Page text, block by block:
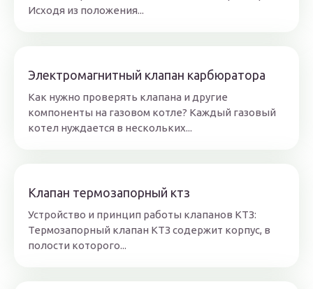
Исходя из положения...
Электромагнитный клапан карбюратора
Как нужно проверять клапана и другие
компоненты на газовом котле? Каждый газовый
котел нуждается в нескольких...
Клапан термозапорный ктз
Устройство и принцип работы клапанов КТЗ:
Термозапорный клапан КТЗ содержит корпус, в
полости которого...